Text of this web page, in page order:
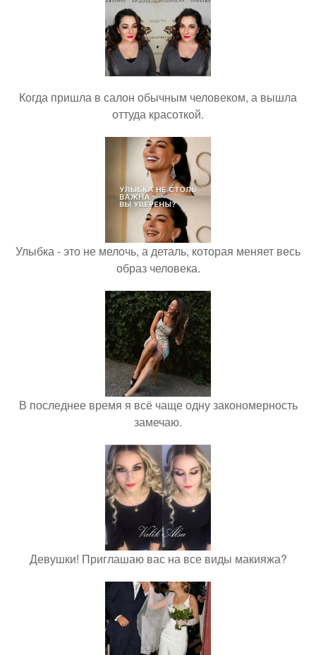
Когда пришла в салон обычным человеком, а вышла
оттуда красоткой.
Улыбка - это не мелочь, а деталь, которая меняет весь
образ человека.
В последнее время я всё чаще одну закономерность
замечаю.
Девушки! Приглашаю вас на все виды макияжа?